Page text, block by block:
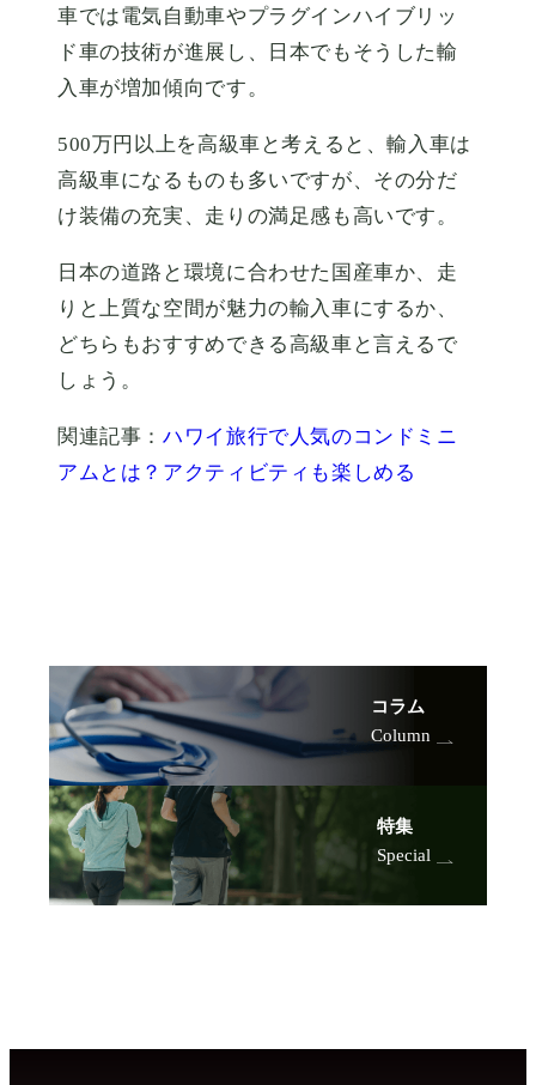
車では電気自動車やプラグインハイブリッ
ド車の技術が進展し、日本でもそうした輸
入車が増加傾向です。
500万円以上を高級車と考えると、輸入車は
高級車になるものも多いですが、その分だ
け装備の充実、走りの満足感も高いです。
日本の道路と環境に合わせた国産車か、走
りと上質な空間が魅力の輸入車にするか、
どちらもおすすめできる高級車と言えるで
しょう。
関連記事：ハワイ旅行で人気のコンドミニ
アムとは？アクティビティも楽しめる
コラム
Column
特集
Special